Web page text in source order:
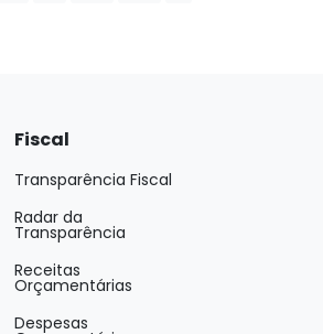
Fiscal
Transparência Fiscal
Radar da
Transparência
Receitas
Orçamentárias
Despesas